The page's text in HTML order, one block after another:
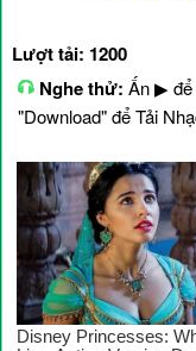
Lượt tải: 1200
Nghe thử: Ấn ▶ để
"Download" để Tải